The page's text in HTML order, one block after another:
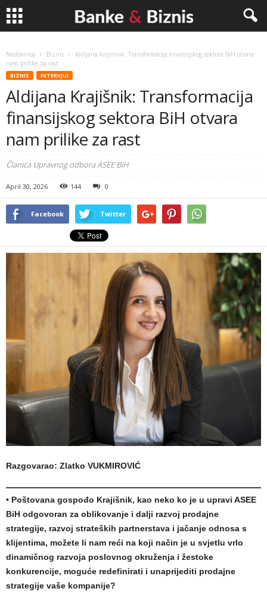
Biznis
Naslovnica Biznis
Aldijana Krajišnik: Transformacija finansijskog sektora BiH otvara
nam prilike za rast
BIZNIS INTERVJUI
Aldijana Krajišnik: Transformacija
finansijskog sektora BiH otvara
nam prilike za rast
Članica Upravnog odbora ASEE BiH
April 30, 2026 144 0
Facebook Twitter
Razgovarao: Zlatko VUKMIROVIĆ
• Poštovana gospođo Krajišnik, kao neko ko je u upravi ASEE
BiH odgovoran za oblikovanje i dalji razvoj prodajne
strategije, razvoj strateških partnerstava i jačanje odnosa s
klijentima, možete li nam reći na koji način je u svjetlu vrlo
dinamičnog razvoja poslovnog okruženja i žestoke
konkurencije, moguće redefinirati i unaprijediti prodajne
strategije vaše kompanije?